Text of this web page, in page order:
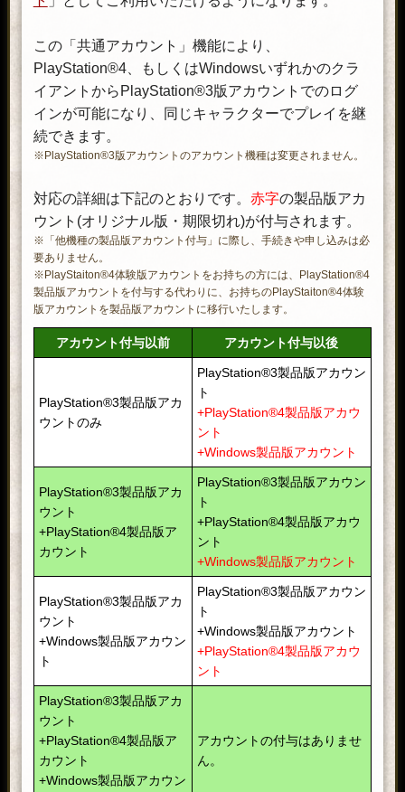
この「共通アカウント」機能により、
PlayStation®4、もしくはWindowsいずれかのクラ
イアントからPlayStation®3版アカウントでのログ
インが可能になり、同じキャラクターでプレイを継
続できます。
※PlayStation®3版アカウントのアカウント機種は変更されません。
対応の詳細は下記のとおりです。 赤字の製品版アカ
ウント(オリジナル版・期限切れ)が付与されます。
※「他機種の製品版アカウント付与」に際し、手続きや申し込みは必
要ありません。
※PlayStaiton®4体験版アカウントをお持ちの方には、PlayStation®4
製品版アカウントを付与する代わりに、お持ちのPlayStaiton®4体験
版アカウントを製品版アカウントに移行いたします。
アカウント付与以前 アカウント付与以後
PlayStation®3製品版アカ
ウントのみ
PlayStation®3製品版アカウン
ト
+PlayStation®4製品版アカウ
ント
+Windows製品版アカウント
PlayStation®3製品版アカ
ウント
+PlayStation®4製品版ア
カウント
PlayStation®3製品版アカウン
ト
+PlayStation®4製品版アカウ
ント
+Windows製品版アカウント
PlayStation®3製品版アカ
ウント
+Windows製品版アカウン
ト
PlayStation®3製品版アカウン
ト
+Windows製品版アカウント
+PlayStation®4製品版アカウ
ント
PlayStation®3製品版アカ
ウント
+PlayStation®4製品版ア
カウント
+Windows製品版アカウン
アカウントの付与はありませ
ん。